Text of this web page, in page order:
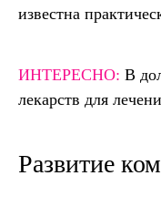
известна
ИНТЕРЕСНО: В
лекарств для
Развитие